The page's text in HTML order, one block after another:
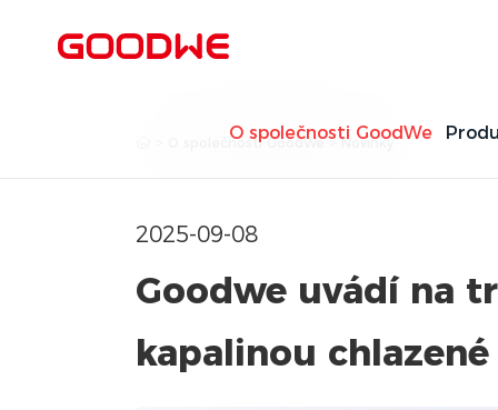
O společnosti GoodWe
O společnosti GoodWe >Novinky
2025-09-08
Goodwe uvádí na
kapalinou